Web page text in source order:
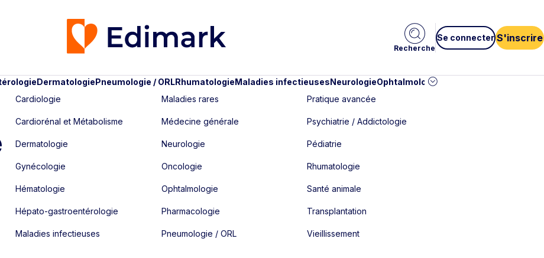
Recherche
Se connecter S'inscrire
DermatologiePneumologie / ORLRhumatologieMaladies infectieusesNeurologieOphtalmologie
Cardiologie
Cardiorénal et Métabolisme
Dermatologie
Gynécologie
Hématologie
Hépato-gastroentérologie
Maladies infectieuses
Maladies rares
Médecine générale
Neurologie
Oncologie
Ophtalmologie
Pharmacologie
Pneumologie / ORL
Pratique avancée
Psychiatrie / Addictologie
Pédiatrie
Rhumatologie
Santé animale
Transplantation
Vieillissement